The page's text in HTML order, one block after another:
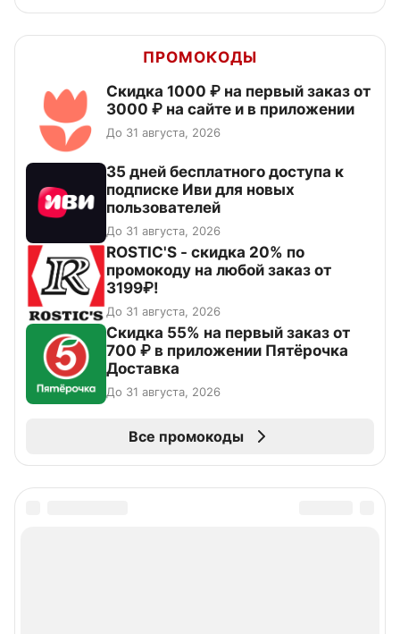
ПРОМОКОДЫ
Скидка 1000 ₽ на первый заказ от
3000 ₽ на сайте и в приложении
До 31 августа, 2026
35 дней бесплатного доступа к
подписке Иви для новых
пользователей
До 31 августа, 2026
ROSTIC'S - скидка 20% по
промокоду на любой заказ от
3199₽!
До 31 августа, 2026
Скидка 55% на первый заказ от
700 ₽ в приложении Пятёрочка
Доставка
До 31 августа, 2026
Все промокоды